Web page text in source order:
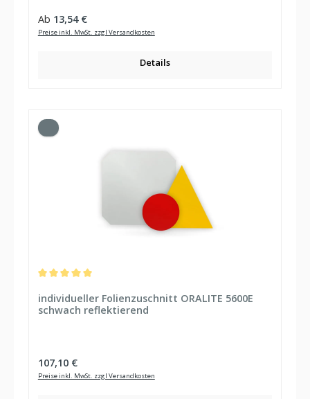
Regulärer Preis:
Ab 13,54 €
Preise inkl. MwSt. zzgl Versandkosten
Details
individueller Folienzuschnitt ORALITE 5600E
schwach reflektierend
Regulärer Preis:
107,10 €
Preise inkl. MwSt. zzgl Versandkosten